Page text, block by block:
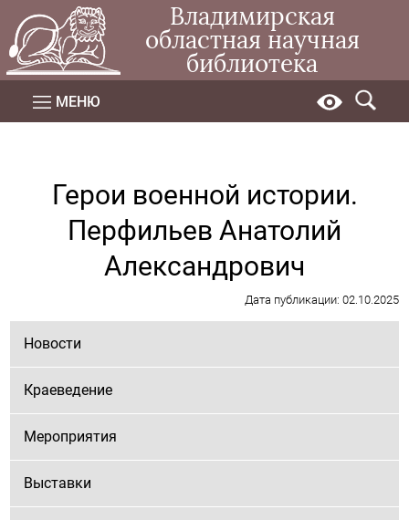
Владимирская
областная научная
библиотека
МЕНЮ
Герои военной истории.
Перфильев Анатолий
Александрович
Дата публикации: 02.10.2025
Новости
Краеведение
Мероприятия
Выставки